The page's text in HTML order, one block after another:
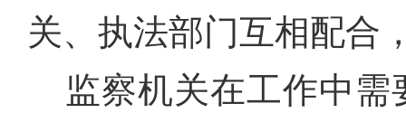
关、执法部门互相配合
监察机关在工作中